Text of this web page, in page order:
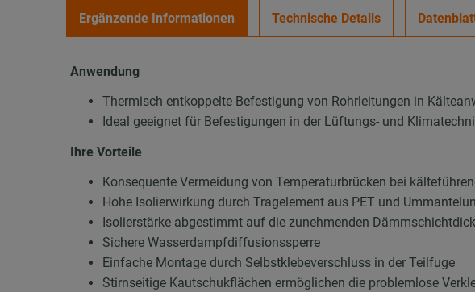
Ergänzende Informationen Technische Details
Anwendung
Thermisch entkoppelte Befestigung von Rohrleitungen in
Ideal geeignet für Befestigungen in der Lüftungs- und
Ihre Vorteile
Konsequente Vermeidung von Temperaturbrücken bei
Hohe Isolierwirkung durch Tragelement aus PET und
Isolierstärke abgestimmt auf die zunehmenden
Sichere Wasserdampfdiffusionssperre
Einfache Montage durch Selbstklebeverschluss in der Teilfuge
Stirnseitige Kautschukflächen ermöglichen die problemlose